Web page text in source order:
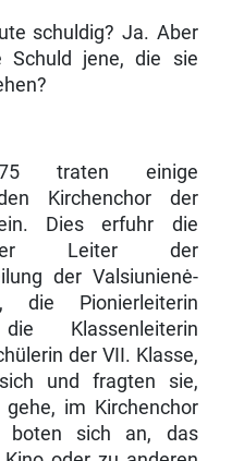
schuldig? Ja. Aber
jene, die sie
traten einige
Kirchenchor der
Dies erfuhr die
Der Leiter der
der Valsiunienė-
die Pionierleiterin
Klassenleiterin
der VII. Klasse,
und fragten sie,
im Kirchenchor
boten sich an, das